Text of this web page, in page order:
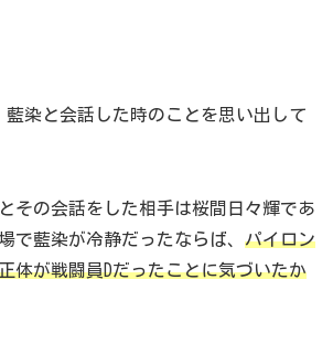
藍染と会話した時のことを思い出して
その会話をした相手は桜間日々輝であ
で藍染が冷静だったならば、 パイロン
体が戦闘員Dだったことに気づいたか